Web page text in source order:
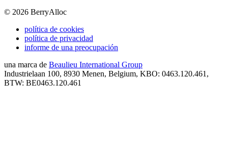
© 2026 BerryAlloc
política de cookies
política de privacidad
informe de una preocupación
una marca de Beaulieu International Group
Industrielaan 100, 8930 Menen, Belgium, KBO: 0463.120.461,
BTW: BE0463.120.461